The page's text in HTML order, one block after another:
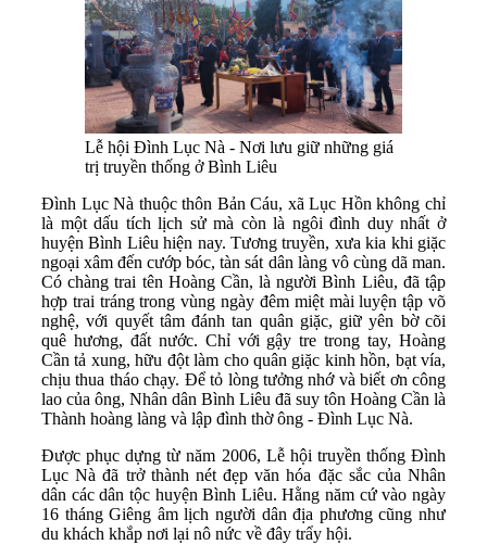
Lễ hội Đình Lục Nà - Nơi lưu giữ những giá
trị truyền thống ở Bình Liêu
Đình Lục Nà thuộc thôn Bản Cáu, xã Lục Hồn không chỉ
là một dấu tích lịch sử mà còn là ngôi đình duy nhất ở
huyện Bình Liêu hiện nay. Tương truyền, xưa kia khi giặc
ngoại xâm đến cướp bóc, tàn sát dân làng vô cùng dã man.
Có chàng trai tên Hoàng Cần, là người Bình Liêu, đã tập
hợp trai tráng trong vùng ngày đêm miệt mài luyện tập võ
nghệ, với quyết tâm đánh tan quân giặc, giữ yên bờ cõi
quê hương, đất nước. Chỉ với gậy tre trong tay, Hoàng
Cần tả xung, hữu đột làm cho quân giặc kinh hồn, bạt vía,
chịu thua tháo chạy. Để tỏ lòng tưởng nhớ và biết ơn công
lao của ông, Nhân dân Bình Liêu đã suy tôn Hoàng Cần là
Thành hoàng làng và lập đình thờ ông - Đình Lục Nà.
Được phục dựng từ năm 2006, Lễ hội truyền thống Đình
Lục Nà đã trở thành nét đẹp văn hóa đặc sắc của Nhân
dân các dân tộc huyện Bình Liêu. Hằng năm cứ vào ngày
16 tháng Giêng âm lịch người dân địa phương cũng như
du khách khắp nơi lại nô nức về đây trẩy hội.